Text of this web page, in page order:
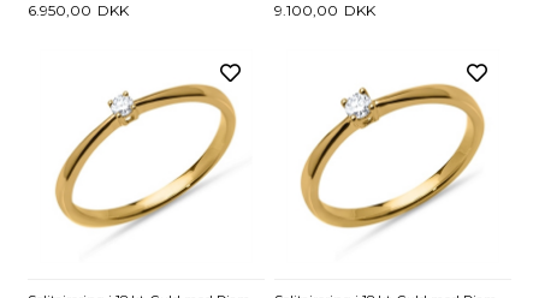
6.950,00 DKK 9.100,00 DKK